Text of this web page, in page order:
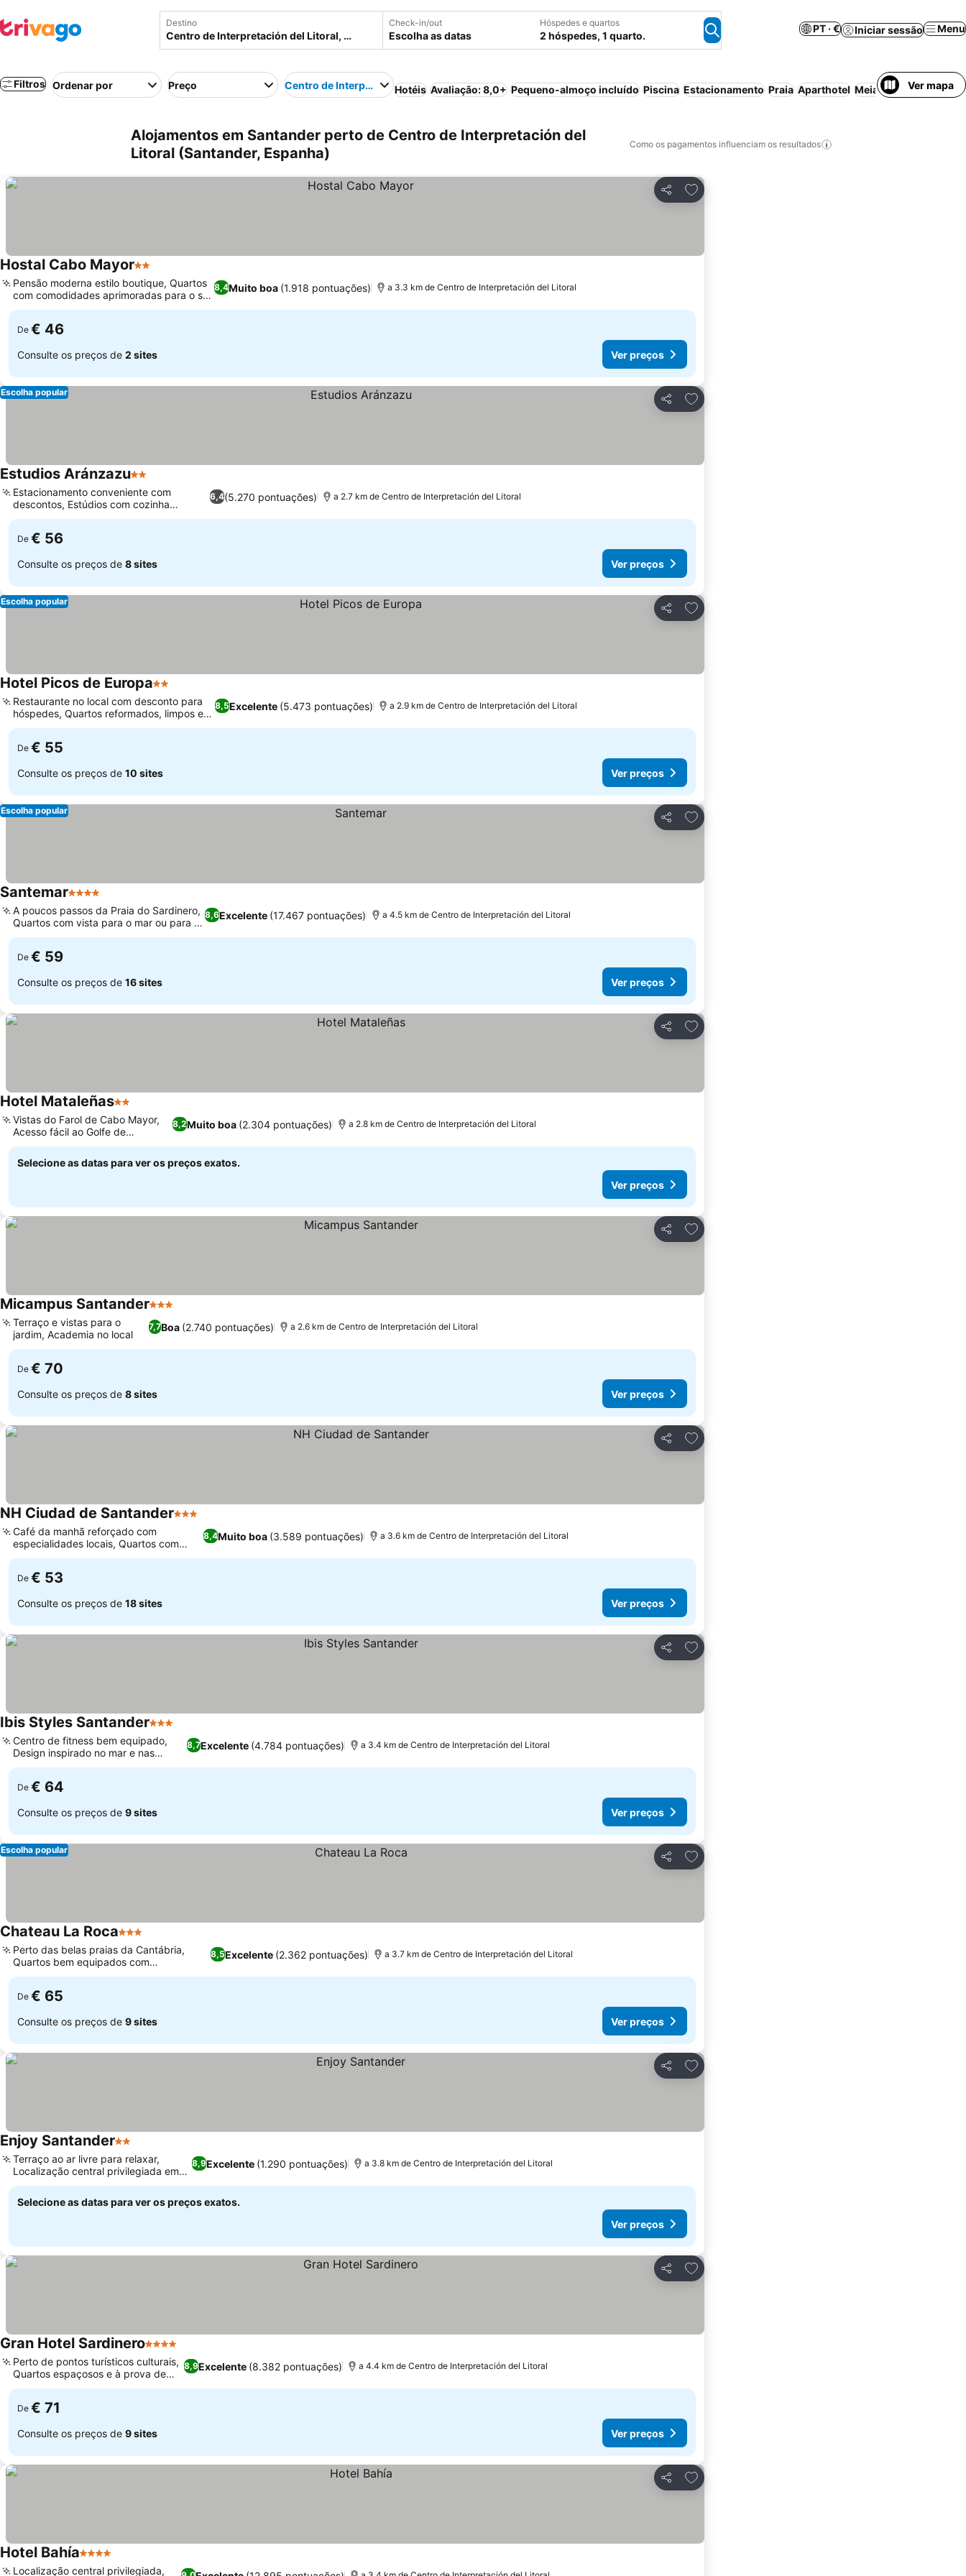
Destino Check-in/out
Escolha as datas
Hóspedes e quartos
2 hóspedes, 1 quarto.
PT · € Iniciar sessão Menu
Filtros Ordenar por Preço Centro de Interpretación del Litoral
Hotéis Avaliação: 8,0+ Pequeno-almoço incluído Piscina Estacionamento Praia Aparthotel Meia-pensãoVer mapa
Alojamentos em Santander perto de Centro de Interpretación del
Litoral (Santander, Espanha)
Como os pagamentos influenciam os resultados
Partilhar
Adicionar aos favoritos
Hostal Cabo Mayor2 Estrelas
8,4Muito boa (1.918 pontuações)
Pensão moderna estilo boutique, Quartos
com comodidades aprimoradas para o seu
conforto
a 3.3 km de Centro de Interpretación del Litoral
De € 46
Consulte os preços de 2 sites Ver preços
Partilhar
Adicionar aos favoritos
Escolha popular
Estudios Aránzazu2 Estrelas
6,4(5.270 pontuações)
Estacionamento conveniente com
descontos, Estúdios com cozinha
compacta
a 2.7 km de Centro de Interpretación del Litoral
De € 56
Consulte os preços de 8 sites Ver preços
Partilhar
Adicionar aos favoritos
Escolha popular
Hotel Picos de Europa2 Estrelas
8,5Excelente (5.473 pontuações)
Restaurante no local com desconto para
hóspedes, Quartos reformados, limpos e
confortáveis
a 2.9 km de Centro de Interpretación del Litoral
De € 55
Consulte os preços de 10 sites Ver preços
Partilhar
Adicionar aos favoritos
Escolha popular
Santemar4 Estrelas
8,6Excelente (17.467 pontuações)
A poucos passos da Praia do Sardinero,
Quartos com vista para o mar ou para a
cidade
a 4.5 km de Centro de Interpretación del Litoral
De € 59
Consulte os preços de 16 sites Ver preços
Partilhar
Adicionar aos favoritos
Hotel Mataleñas2 Estrelas
8,2Muito boa (2.304 pontuações)
Vistas do Farol de Cabo Mayor,
Acesso fácil ao Golfe de
Mataleñas
a 2.8 km de Centro de Interpretación del Litoral
Selecione as datas para ver os preços exatos.
Ver preços
Partilhar
Adicionar aos favoritos
Micampus Santander3 Estrelas
7,7Boa (2.740 pontuações)
Terraço e vistas para o
jardim, Academia no local
a 2.6 km de Centro de Interpretación del Litoral
De € 70
Consulte os preços de 8 sites Ver preços
Partilhar
Adicionar aos favoritos
NH Ciudad de Santander3 Estrelas
8,4Muito boa (3.589 pontuações)
Café da manhã reforçado com
especialidades locais, Quartos com
varandas privativas
a 3.6 km de Centro de Interpretación del Litoral
De € 53
Consulte os preços de 18 sites Ver preços
Partilhar
Adicionar aos favoritos
Ibis Styles Santander3 Estrelas
8,7Excelente (4.784 pontuações)
Centro de fitness bem equipado,
Design inspirado no mar e nas
montanhas
a 3.4 km de Centro de Interpretación del Litoral
De € 64
Consulte os preços de 9 sites Ver preços
Partilhar
Adicionar aos favoritos
Escolha popular
Chateau La Roca3 Estrelas
8,5Excelente (2.362 pontuações)
Perto das belas praias da Cantábria,
Quartos bem equipados com
comodidades essenciais
a 3.7 km de Centro de Interpretación del Litoral
De € 65
Consulte os preços de 9 sites Ver preços
Partilhar
Adicionar aos favoritos
Enjoy Santander2 Estrelas
8,9Excelente (1.290 pontuações)
Terraço ao ar livre para relaxar,
Localização central privilegiada em
Santander
a 3.8 km de Centro de Interpretación del Litoral
Selecione as datas para ver os preços exatos.
Ver preços
Partilhar
Adicionar aos favoritos
Gran Hotel Sardinero4 Estrelas
8,9Excelente (8.382 pontuações)
Perto de pontos turísticos culturais,
Quartos espaçosos e à prova de
som
a 4.4 km de Centro de Interpretación del Litoral
De € 71
Consulte os preços de 9 sites Ver preços
Partilhar
Adicionar aos favoritos
Hotel Bahía4 Estrelas
Localização central privilegiada,